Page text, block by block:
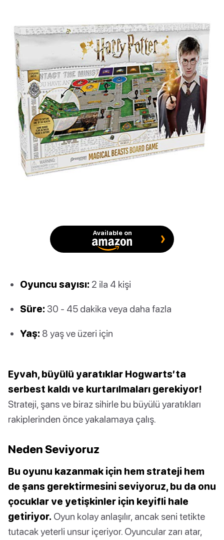
Available on
Oyuncu sayısı: 2 ila 4 kişi
Süre: 30 - 45 dakika veya daha fazla
Yaş: 8 yaş ve üzeri için
Eyvah, büyülü yaratıklar Hogwarts’ta
serbest kaldı ve kurtarılmaları gerekiyor!
Strateji, şans ve biraz sihirle bu büyülü yaratıkları
rakiplerinden önce yakalamaya çalış.
Neden Seviyoruz
Bu oyunu kazanmak için hem strateji hem
de şans gerektirmesini seviyoruz, bu da onu
çocuklar ve yetişkinler için keyifli hale
getiriyor. Oyun kolay anlaşılır, ancak seni tetikte
tutacak yeterli unsur içeriyor. Oyuncular zarı atar,